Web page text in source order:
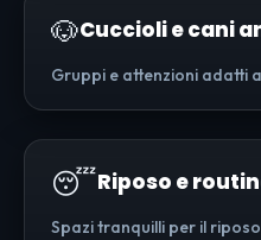
🐶Cuccioli e cani
Gruppi e attenzioni adatti
😴Riposo e
Spazi tranquilli per il